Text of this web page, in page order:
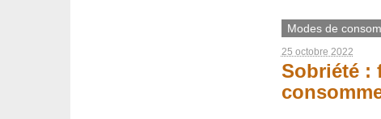
Modes de
25 octobre 2022
Sobriété :